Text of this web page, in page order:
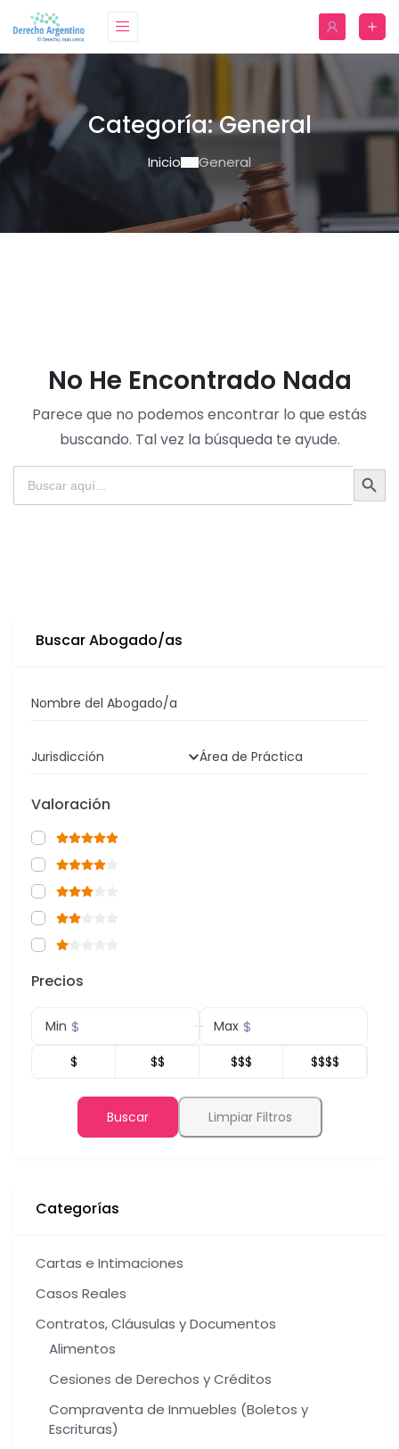
Categoría:General
Inicio General
No He Encontrado Nada
Parece que no podemos encontrar lo que estás
buscando. Tal vez la búsqueda te ayude.
Buscar:
Botón de
Buscar Abogado/as
Nombre del Abogado/a
Jurisdicción Área de Práctica
Valoración
Precios
Min $ Max $
$ $$ $$$ $$$$
Buscar Limpiar Filtros
Categorías
Cartas e Intimaciones
Casos Reales
Contratos, Cláusulas y Documentos
Alimentos
Cesiones de Derechos y Créditos
Compraventa de Inmuebles (Boletos y
Escrituras)